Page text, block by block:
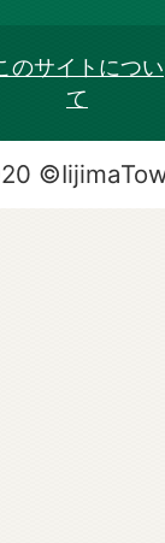
のサイトについ
て